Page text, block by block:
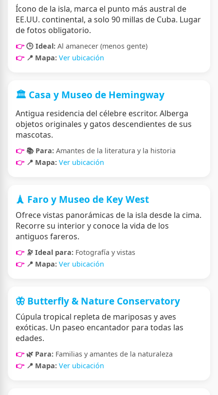
Ícono de la isla, marca el punto más austral de
EE.UU. continental, a solo 90 millas de Cuba. Lugar
de fotos obligatorio.
🕒 Ideal: Al amanecer (menos gente)
📍 Mapa: Ver ubicación
🏛️ Casa y Museo de Hemingway
Antigua residencia del célebre escritor. Alberga
objetos originales y gatos descendientes de sus
mascotas.
📚 Para: Amantes de la literatura y la historia
📍 Mapa: Ver ubicación
🗼 Faro y Museo de Key West
Ofrece vistas panorámicas de la isla desde la cima.
Recorre su interior y conoce la vida de los
antiguos fareros.
🔭 Ideal para: Fotografía y vistas
📍 Mapa: Ver ubicación
🦋 Butterfly & Nature Conservatory
Cúpula tropical repleta de mariposas y aves
exóticas. Un paseo encantador para todas las
edades.
🌿 Para: Familias y amantes de la naturaleza
📍 Mapa: Ver ubicación